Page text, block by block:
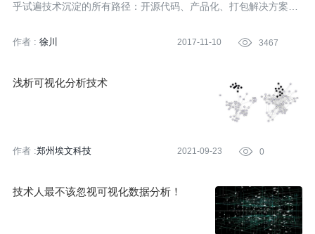
乎试遍技术沉淀的所有路径：开源代码、产品化、打包解决方案、
交通等诸多领域。他们一路走来的历程和思索，值得后来者借鉴参
作者 : 徐川 2017-11-10  3467
浅析可视化分析技术
作者 :郑州埃文科技 2021-09-23  0
技术人最不该忽视可视化数据分析！